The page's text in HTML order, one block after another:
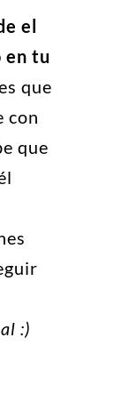
el
en tu
que
con
que
:)